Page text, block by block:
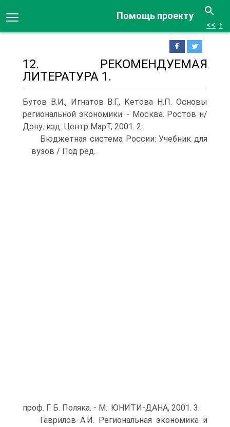
Помощь проекту
<< ↑
12. РЕКОМЕНДУЕМАЯ
ЛИТЕРАТУРА 1.
Бутов В.И., Игнатов В.Г., Кетова Н.П. Основы
региональной экономики. - Москва. Ростов н/
Дону: изд. Центр МарТ, 2001. 2.
Бюджетная система России: Учебник для
вузов / Под ред.
проф. Г. Б. Поляка. - М.: ЮНИТИ-ДАНА, 2001. 3.
Гаврилов А.И. Региональная экономика и